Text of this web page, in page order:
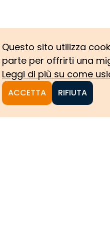
Questo sito utilizza
parte per offrirti una
Leggi di più su come
ACCETTA RIFIUTA